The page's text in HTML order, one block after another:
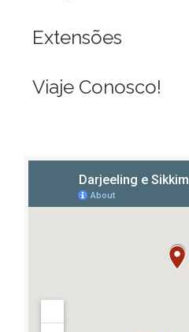
Extensões
Viaje Conosco!